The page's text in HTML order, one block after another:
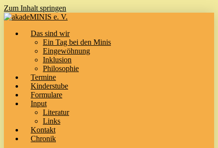
Zum Inhalt springen
Das sind wir
Ein Tag bei den Minis
Eingewöhnung
Inklusion
Philosophie
Termine
Kinderstube
Formulare
Input
Literatur
Links
Kontakt
Chronik